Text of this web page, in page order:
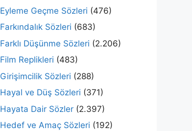
Eyleme Geçme Sözleri (476)
Farkındalık Sözleri (683)
Farklı Düşünme Sözleri (2.206)
Film Replikleri (483)
Girişimcilik Sözleri (288)
Hayal ve Düş Sözleri (371)
Hayata Dair Sözler (2.397)
Hedef ve Amaç Sözleri (192)